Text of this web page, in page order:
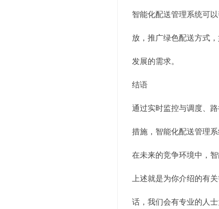
智能化配送管理系统可
放，推广绿色配送方式
发展的需求。
结语
通过实时监控与调度、
措施，智能化配送管理
在未来的竞争环境中，
上述就是为你介绍的有
话，我们会有专业的人